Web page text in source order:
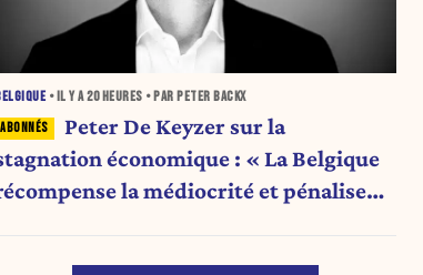
• IL Y A20 HEURES • PAR PETER BACKX
Peter De Keyzer sur la
économique : « La Belgique
la médiocrité et pénalise